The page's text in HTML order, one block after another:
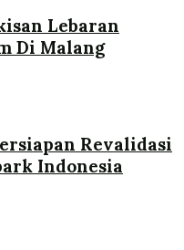
Lebaran
Di Malang
Revalidasi
Indonesia